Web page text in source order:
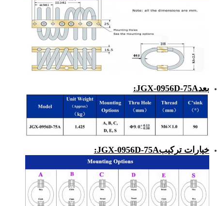
بعدJGX-0956D-75A
:
خيارات تركيبJGX-0956D-75A
: